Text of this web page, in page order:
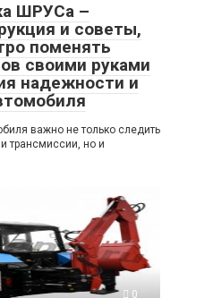
ШРУСа –
и советы,
поменять
своими руками
надежности и
важно не только следить
трансмиссии, но и
0